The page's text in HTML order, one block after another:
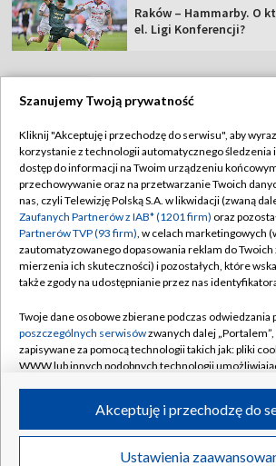
Transmisje
Raków – Hammarby. O
el. Ligi Konferencji?
Abonament TVP
Sklep TVP
Biuro Reklamy
Oferta Handlowa
Telegazeta
Rada Programowa
Ogłoszenia
Akademia
Informacje o
Regulamin TVP
Polityka prywatności
Moje zgody
Biuro reklamy
Kontakt
Kanały
©2026 Telewizja Polska Spółka
Szanujemy Twoją prywatność
Kliknij "Akceptuję i przechodzę do serwisu", aby
korzystanie z technologii automatycznego śledzenia
dostęp do informacji na Twoim urządzeniu
przechowywanie oraz na przetwarzanie Twoich
nas, czyli Telewizję Polską S.A. w likwidacji (zwaną
Zaufanych Partnerów z IAB* (1201 firm) oraz
Partnerów TVP (93 firm), w celach marketingowych
zautomatyzowanego dopasowania reklam do
mierzenia ich skuteczności) i pozostałych, które
także zgody na udostępnianie przez nas
Twoje dane osobowe zbierane podczas odwiedzania
poszczególnych serwisówzwanych dalej
zapisywane za pomocą technologii takich jak: pliki
WWW lub innych podobnych technologii
ruchu w Internecie.
Twoje dane osobowe zbierane podczas odwiedzania
Ustawienia
Akceptuję i przechodzę do